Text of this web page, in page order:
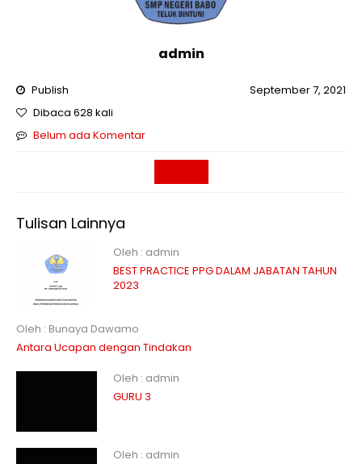
admin
Publish
September 7, 2021
Dibaca 628 kali
Belum ada Komentar
Tulisan Lainnya
Oleh : admin
BEST PRACTICE PPG DALAM JABATAN TAHUN
2023
Oleh : Bunaya Dawamo
Antara Ucapan dengan Tindakan
Oleh : admin
GURU 3
Oleh : admin